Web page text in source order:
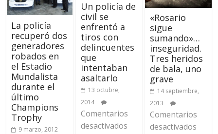
La policía
recuperó dos
generadores
robados en
el Estadio
Mundalista
durante el
último
Champions
Trophy
9 marzo, 2012
Un policía de
civil se
enfrentó a
tiros con
delincuentes
que
intentaban
asaltarlo
13 octubre,
2014
Comentarios
desactivados
«Rosario
sigue
sumando»…
inseguridad.
Tres heridos
de bala, uno
grave
14 septiembre,
2013
Comentarios
desactivados